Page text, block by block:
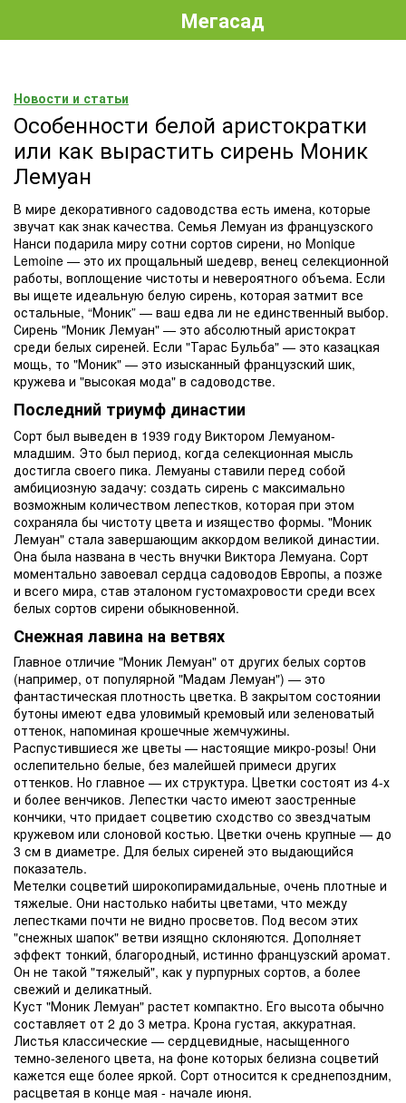
Мегасад
Новости и статьи
Особенности белой аристократки
или как вырастить сирень Моник
Лемуан
В мире декоративного садоводства есть имена, которые
звучат как знак качества. Семья Лемуан из французского
Нанси подарила миру сотни сортов сирени, но Monique
Lemoine — это их прощальный шедевр, венец селекционной
работы, воплощение чистоты и невероятного объема. Если
вы ищете идеальную белую сирень, которая затмит все
остальные, “Моник” — ваш едва ли не единственный выбор.
Сирень "Моник Лемуан" — это абсолютный аристократ
среди белых сиреней. Если "Тарас Бульба" — это казацкая
мощь, то "Моник" — это изысканный французский шик,
кружева и "высокая мода" в садоводстве.
Последний триумф династии
Сорт был выведен в 1939 году Виктором Лемуаном-
младшим. Это был период, когда селекционная мысль
достигла своего пика. Лемуаны ставили перед собой
амбициозную задачу: создать сирень с максимально
возможным количеством лепестков, которая при этом
сохраняла бы чистоту цвета и изящество формы. "Моник
Лемуан" стала завершающим аккордом великой династии.
Она была названа в честь внучки Виктора Лемуана. Сорт
моментально завоевал сердца садоводов Европы, а позже
и всего мира, став эталоном густомахровости среди всех
белых сортов сирени обыкновенной.
Снежная лавина на ветвях
Главное отличие "Моник Лемуан" от других белых сортов
(например, от популярной "Мадам Лемуан") — это
фантастическая плотность цветка. В закрытом состоянии
бутоны имеют едва уловимый кремовый или зеленоватый
оттенок, напоминая крошечные жемчужины.
Распустившиеся же цветы — настоящие микро-розы! Они
ослепительно белые, без малейшей примеси других
оттенков. Но главное — их структура. Цветки состоят из 4-х
и более венчиков. Лепестки часто имеют заостренные
кончики, что придает соцветию сходство со звездчатым
кружевом или слоновой костью. Цветки очень крупные — до
3 см в диаметре. Для белых сиреней это выдающийся
показатель.
Метелки соцветий широкопирамидальные, очень плотные и
тяжелые. Они настолько набиты цветами, что между
лепестками почти не видно просветов. Под весом этих
"снежных шапок" ветви изящно склоняются. Дополняет
эффект тонкий, благородный, истинно французский аромат.
Он не такой "тяжелый", как у пурпурных сортов, а более
свежий и деликатный.
Куст "Моник Лемуан" растет компактно. Его высота обычно
составляет от 2 до 3 метра. Крона густая, аккуратная.
Листья классические — сердцевидные, насыщенного
темно-зеленого цвета, на фоне которых белизна соцветий
кажется еще более яркой. Сорт относится к среднепоздним,
расцветая в конце мая - начале июня.